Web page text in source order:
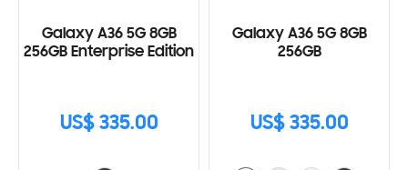
Galaxy A36 5G 8GB
256GB Enterprise Edition
US$ 335.00
Galaxy A36 5G 8GB
256GB
US$ 335.00